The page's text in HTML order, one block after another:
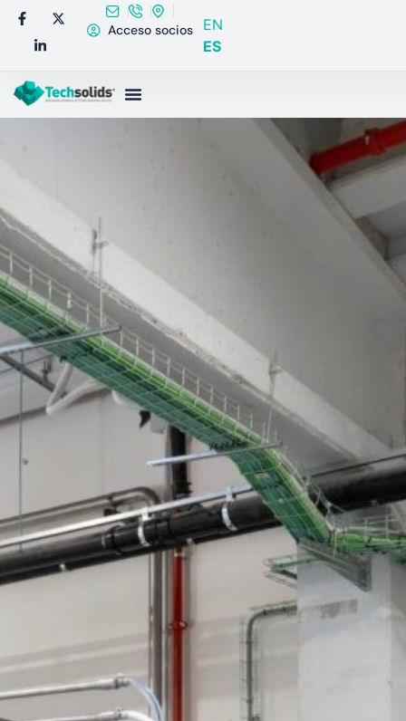
Acceso socios
EN
ES